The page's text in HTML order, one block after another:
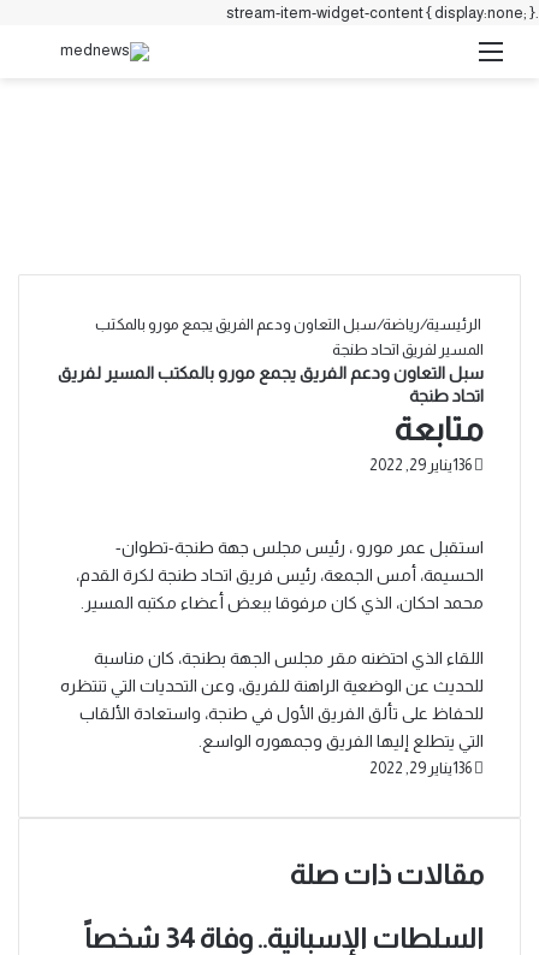
.stream-item-widget-content { display:none; }
القائمة
الرئيسية/رياضة/سبل التعاون ودعم الفريق يجمع مورو بالمكتب
المسير لفريق اتحاد طنجة
سبل التعاون ودعم الفريق يجمع مورو بالمكتب المسير لفريق
اتحاد طنجة
متابعة
يناير 29, 2022
استقبل عمر مورو ، رئيس مجلس جهة طنجة-تطوان-
الحسيمة، أمس الجمعة، رئيس فريق اتحاد طنجة لكرة القدم،
محمد احكان، الذي كان مرفوقا ببعض أعضاء مكتبه المسير.
اللقاء الذي احتضنه مقر مجلس الجهة بطنجة، كان مناسبة
للحديث عن الوضعية الراهنة للفريق، وعن التحديات التي تنتظره
للحفاظ على تألق الفريق الأول في طنجة، واستعادة الألقاب
التي يتطلع إليها الفريق وجمهوره الواسع.
يناير 29, 2022
مقالات ذات صلة
السلطات الإسبانية.. وفاة 34 شخصاً